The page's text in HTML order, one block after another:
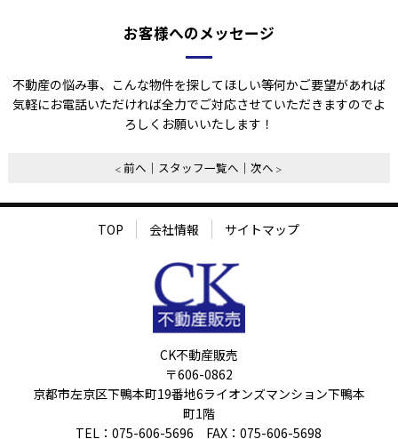
お客様へのメッセージ
不動産の悩み事、こんな物件を探してほしい等何かご要望があれば
気軽にお電話いただければ全力でご対応させていただきますのでよ
ろしくお願いいたします！
前へ スタッフ一覧へ 次へ
TOP 会社情報 サイトマップ
CK不動産販売
〒606-0862
京都市左京区下鴨本町19番地6ライオンズマンション下鴨本
町1階
TEL：075-606-5696 FAX：075-606-5698